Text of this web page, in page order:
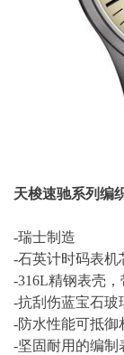
天梭速驰系列编
-瑞士制造
-石英计时码表机
-316L精钢表壳
-抗刮伤蓝宝石玻
-防水性能可抵御
-坚固耐用的编制